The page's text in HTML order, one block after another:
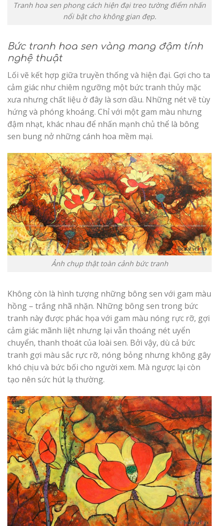
Tranh hoa sen phong cách hiện đại treo tường điểm nhấn
nổi bật cho không gian đẹp.
Bức tranh hoa sen vàng mang đậm tính
nghệ thuật
Lối vẽ kết hợp giữa truyền thống và hiện đại. Gợi cho ta
cảm giác như chiêm ngưỡng một bức tranh thủy mặc
xưa nhưng chất liệu ở đây là sơn dầu. Những nét vẽ tùy
hứng và phóng khoáng. Chỉ với một gam màu nhưng
đậm nhạt, khác nhau để nhấn mạnh chủ thể là bông
sen bung nở những cánh hoa mềm mại.
Ảnh chụp thật toàn cảnh bức tranh
Không còn là hình tượng những bông sen với gam màu
hồng – trắng nhã nhặn. Những bông sen trong bức
tranh này được phác họa với gam màu nóng rực rỡ, gợi
cảm giác mãnh liệt nhưng lại vẫn thoáng nét uyển
chuyển, thanh thoát của loài sen. Bởi vậy, dù cả bức
tranh gợi màu sắc rực rỡ, nóng bỏng nhưng không gây
khó chịu và bức bối cho người xem. Mà ngược lại còn
tạo nên sức hút lạ thường.